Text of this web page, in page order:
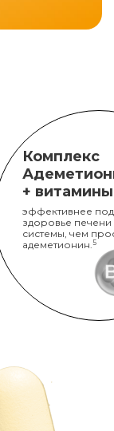
Комплекс
+
эффективнее
здоровье печени
системы, чем
адеметионин. 5